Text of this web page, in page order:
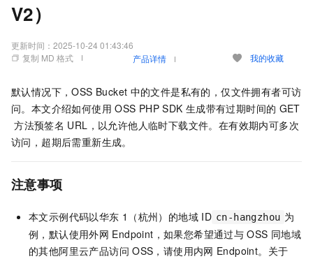
V2）
更新时间： 2025-10-24 01:43:46
复制 MD 格式
产品详情 我的收藏
默认情况下，OSS Bucket 中的文件是私有的，仅文件拥有者可访
问。本文介绍如何使用 OSS PHP SDK 生成带有过期时间的 GET
方法预签名 URL，以允许他人临时下载文件。在有效期内可多次
访问，超期后需重新生成。
注意事项
本文示例代码以华东 1（杭州）的地域 ID cn-hangzhou 为
例，默认使用外网 Endpoint，如果您希望通过与 OSS 同地域
的其他阿里云产品访问 OSS，请使用内网 Endpoint。关于